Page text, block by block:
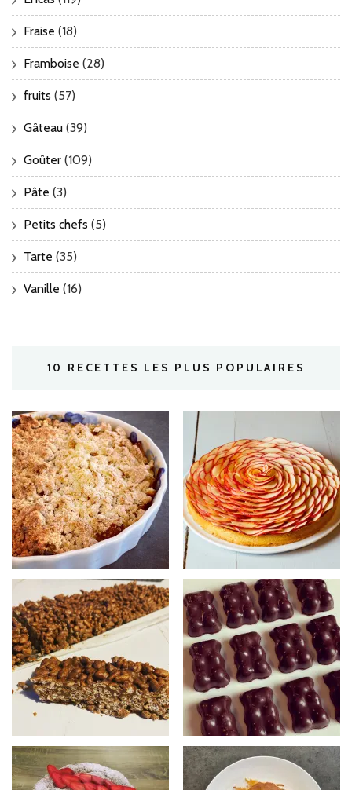
Fraise (18)
Framboise (28)
fruits (57)
Gâteau (39)
Goûter (109)
Pâte (3)
Petits chefs (5)
Tarte (35)
Vanille (16)
10 RECETTES LES PLUS POPULAIRES